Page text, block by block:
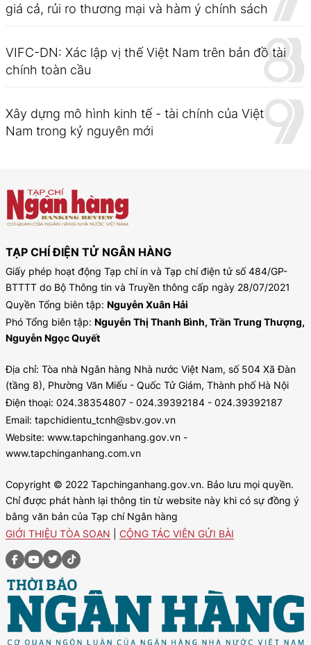
giá cả, rủi ro thương mại và hàm ý chính sách
VIFC-DN: Xác lập vị thế Việt Nam trên bản đồ tài
chính toàn cầu
Xây dựng mô hình kinh tế - tài chính của Việt
Nam trong kỷ nguyên mới
TẠP CHÍ ĐIỆN TỬ NGÂN HÀNG
Giấy phép hoạt động Tạp chí in và Tạp chí điện tử số 484/GP-
BTTTT do Bộ Thông tin và Truyền thông cấp ngày 28/07/2021
Quyền Tổng biên tập: Nguyễn Xuân Hải
Phó Tổng biên tập: Nguyễn Thị Thanh Bình, Trần Trung Thượng,
Nguyễn Ngọc Quyết
Địa chỉ: Tòa nhà Ngân hàng Nhà nước Việt Nam, số 504 Xã Đàn
(tầng 8), Phường Văn Miếu - Quốc Tử Giám, Thành phố Hà Nội
Điện thoại: 024.38354807 - 024.39392184 - 024.39392187
Email: tapchidientu_tcnh@sbv.gov.vn
Website: www.tapchinganhang.gov.vn -
www.tapchinganhang.com.vn
Copyright © 2022 Tapchinganhang.gov.vn. Bảo lưu mọi quyền.
Chỉ được phát hành lại thông tin từ website này khi có sự đồng ý
bằng văn bản của Tạp chí Ngân hàng
GIỚI THIỆU TÒA SOẠN
CỘNG TÁC VIÊN GỬI BÀI